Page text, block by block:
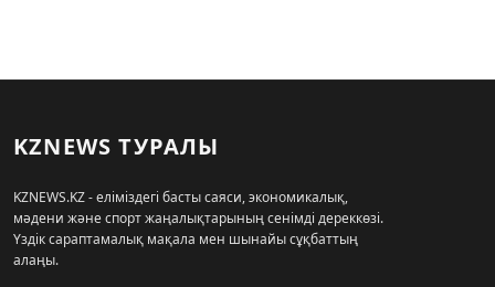
KZNEWS ТУРАЛЫ
KZNEWS.KZ - еліміздегі басты саяси, экономикалық,
мәдени және спорт жаңалықтарының сенімді дереккөзі.
Үздік сараптамалық мақала мен шынайы сұқбаттың
алаңы.